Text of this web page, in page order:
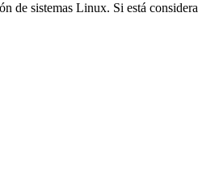
sistemas Linux. Si está